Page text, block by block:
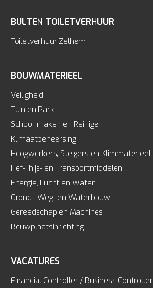
VACATURES
Financial Controller / Business Controller
BOUWMATERIEEL
Veiligheid
Tuin en Park
Schoonmaken en Reinigen
Klimaatbeheersing
Hoogwerkers, Steigers en Klimmaterieel
Hef-, hijs- en Transportmiddelen
Energie, Lucht en Water
Grond-, Weg- en Waterbouw
Gereedschap en Machines
Bouwplaatsinrichting
BULTEN TOILETVERHUUR
Toiletverhuur Zelhem